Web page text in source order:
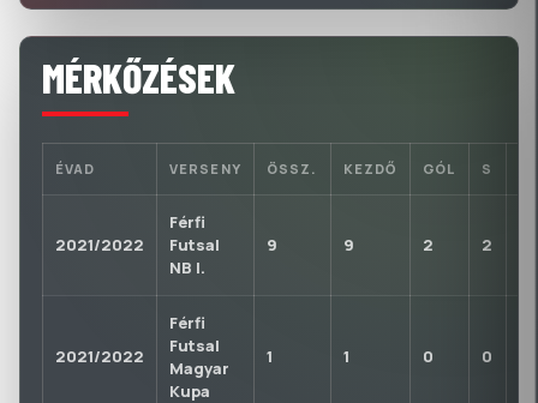
MÉRKŐZÉSEK
ÉVAD VERSENY ÖSSZ. KEZDŐ GÓL S
2021/2022
Férfi
Futsal
NB I.
9 9 2 2
2021/2022
Férfi
Futsal
Magyar
Kupa
1 1 0 0